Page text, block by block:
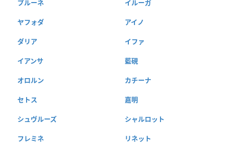
プルーネ イルーガ
ヤフォダ アイノ
ダリア イファ
イアンサ 藍硯
オロルン カチーナ
セトス 嘉明
シュヴルーズ シャルロット
フレミネ リネット